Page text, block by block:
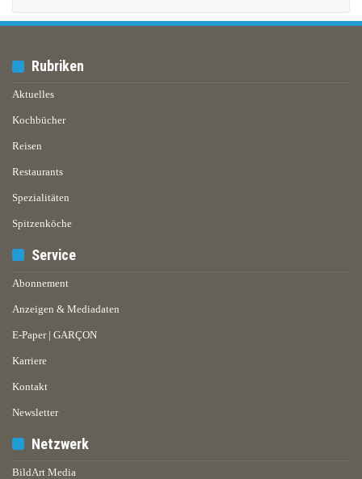
Rubriken
Aktuelles
Kochbücher
Reisen
Restaurants
Spezialitäten
Spitzenköche
Service
Abonnement
Anzeigen & Mediadaten
E-Paper | GARÇON
Karriere
Kontakt
Newsletter
Netzwerk
BildArt Media